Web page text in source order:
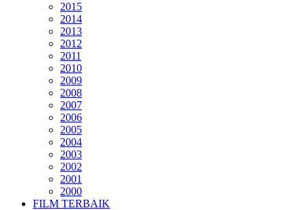
2015
2014
2013
2012
2011
2010
2009
2008
2007
2006
2005
2004
2003
2002
2001
2000
FILM TERBAIK